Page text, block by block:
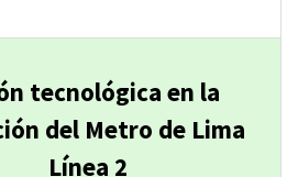
tecnológica en la
del Metro de Lima
Línea 2